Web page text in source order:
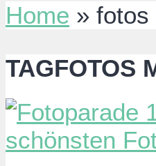
Home » fotos
TAGFOTOS